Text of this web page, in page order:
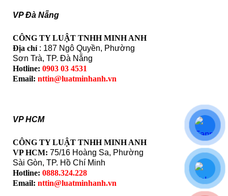
VP Đà Nẵng
CÔNG TY LUẬT TNHH MINH ANH
Địa chỉ : 187 Ngô Quyền, Phường
Sơn Trà, TP. Đà Nẵng
Hotline: 0903 03 4531
Email: nttin@luatminhanh.vn
VP HCM
CÔNG TY LUẬT TNHH MINH ANH
VP HCM: 75/16 Hoàng Sa, Phường
Sài Gòn, TP. Hồ Chí Minh
Hotline: 0888.324.228
Email: nttin@luatminhanh.vn